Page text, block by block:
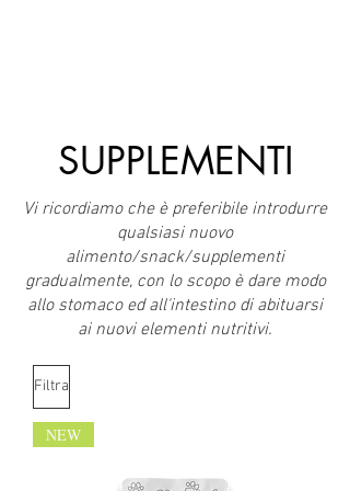
SUPPLEMENTI
Vi ricordiamo che è preferibile introdurre
qualsiasi nuovo
alimento/snack/supplementi
gradualmente, con lo scopo è dare modo
allo stomaco ed all'intestino di abituarsi
ai nuovi elementi nutritivi.
Filtra
NEW